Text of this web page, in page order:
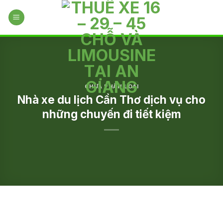
CHƯA PHÂN LOẠI
Nhà xe du lịch Cần Thơ dịch vụ cho
những chuyến đi tiết kiệm